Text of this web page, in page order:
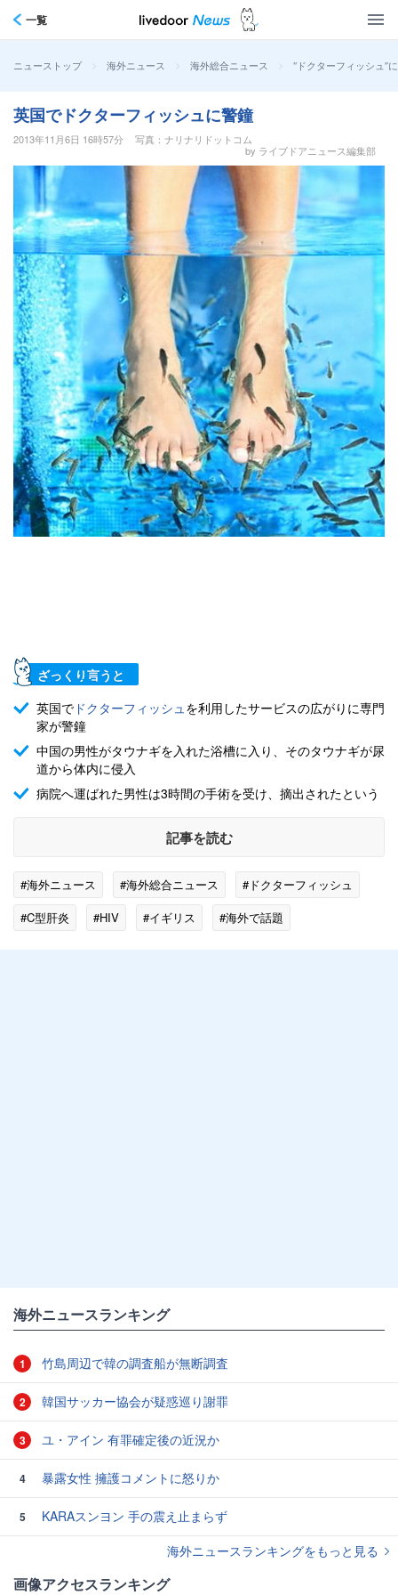
一覧
ニューストップ > 海外ニュース > 海外総合ニュース > “ドクターフィッシュ”
英国でドクターフィッシュに警鐘
2013年11月6日 16時57分
写真：ナリナリドットコム
by ライブドアニュース編集部
ざっくり言うと
英国で ドクターフィッシュを利用したサービスの広がりに専門
家が警鐘
中国の男性がタウナギを入れた浴槽に入り、そのタウナギが尿
道から体内に侵入
病院へ運ばれた男性は3時間の手術を受け、摘出されたという
記事を読む
#海外ニュース #海外総合ニュース
#ドクターフィッシュ
#C型肝炎
#HIV #イギリス
#海外で話題
海外ニュースランキング
1 竹島周辺で韓の調査船が無断調査
2 韓国サッカー協会が疑惑巡り謝罪
3 ユ・アイン 有罪確定後の近況か
4 暴露女性 擁護コメントに怒りか
5
KARAスンヨン 手の震え止まらず
海外ニュースランキングをもっと見る
画像アクセスランキング